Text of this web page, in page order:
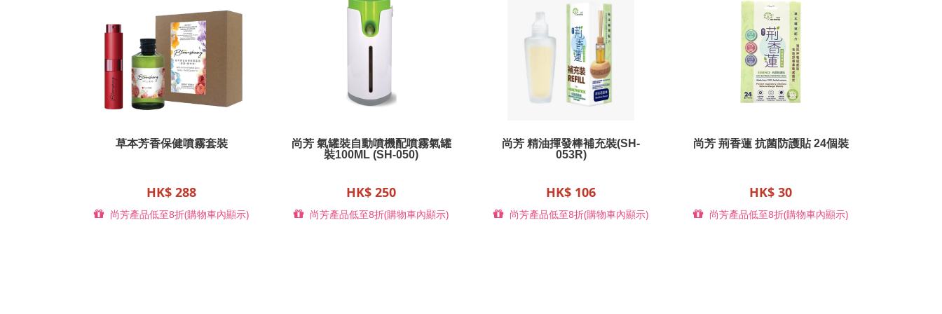
草本芳香保健噴霧套裝
HK$ 288
尚芳產品低至8折(購物車內顯示)
尚芳 氣罐裝自動噴機配噴霧氣罐
裝100ML (SH-050)
HK$ 250
尚芳產品低至8折(購物車內顯示)
尚芳 精油揮發棒補充裝(SH-
053R)
HK$ 106
尚芳產品低至8折(購物車內顯示)
尚芳 荊香蓮 抗菌防護貼 24個裝
HK$ 30
尚芳產品低至8折(購物車內顯示)